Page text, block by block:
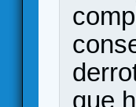
que